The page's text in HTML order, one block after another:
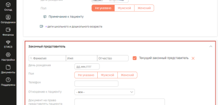
Если у вас есть вопросы,
пожалуйста оставьте свои
контакты для связи